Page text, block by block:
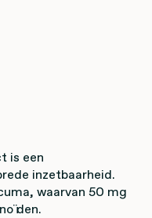
is een
inzetbaarheid.
waarvan 50 mg